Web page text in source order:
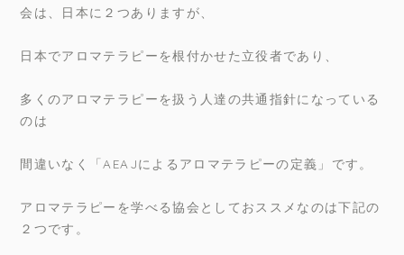
会は、日本に２つありますが、
日本でアロマテラピーを根付かせた立役者であり、
多くのアロマテラピーを扱う人達の共通指針になっている
のは
間違いなく「AEAJによるアロマテラピーの定義」です。
アロマテラピーを学べる協会としておススメなのは下記の
２つです。